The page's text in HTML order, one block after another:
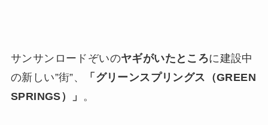
サンサンロードぞいのヤギがいたところに建設中
の新しい”街”、
「グリーンスプリングス（GREEN
SPRINGS）」 。